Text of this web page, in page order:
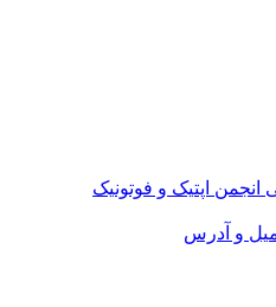
اپتیک و فوتونیک
و آدرس